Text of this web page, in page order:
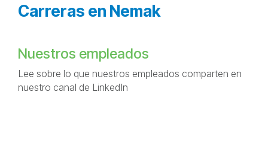
Carreras en Nemak
Nuestros empleados
Lee sobre lo que nuestros empleados comparten en
nuestro canal de LinkedIn